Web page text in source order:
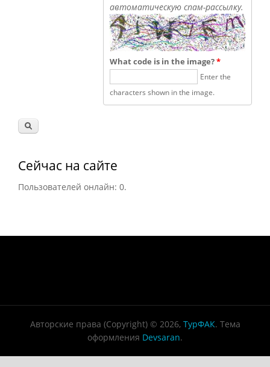
автоматическую спам-рассылку.
What code is in the image?*
Enter the
characters shown in the image.
Сейчас на сайте
Пользователей онлайн: 0.
Авторские права (Copyright) © 2026, ТурФАК. Тема
оформления Devsaran.